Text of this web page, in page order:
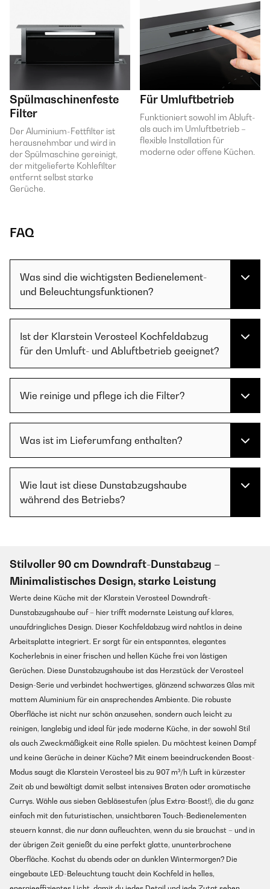
Spülmaschinenfeste
Filter
Der Aluminium-Fettfilter ist
herausnehmbar und wird in
der Spülmaschine gereinigt,
der mitgelieferte Kohlefilter
entfernt selbst starke
Gerüche.
Für Umluftbetrieb
Funktioniert sowohl im Abluft-
als auch im Umluftbetrieb –
flexible Installation für
moderne oder offene Küchen.
FAQ
Was sind die wichtigsten Bedienelement-
und Beleuchtungsfunktionen?
Ist der Klarstein Verosteel Kochfeldabzug
für den Umluft- und Abluftbetrieb geeignet?
Wie reinige und pflege ich die Filter?
Was ist im Lieferumfang enthalten?
Wie laut ist diese Dunstabzugshaube
während des Betriebs?
Stilvoller 90 cm Downdraft-Dunstabzug –
Minimalistisches Design, starke Leistung
Werte deine Küche mit der Klarstein Verosteel Downdraft-
Dunstabzugshaube auf – hier trifft modernste Leistung auf klares,
unaufdringliches Design. Dieser Kochfeldabzug wird nahtlos in deine
Arbeitsplatte integriert. Er sorgt für ein entspanntes, elegantes
Kocherlebnis in einer frischen und hellen Küche frei von lästigen
Gerüchen. Diese Dunstabzugshaube ist das Herzstück der Verosteel
Design-Serie und verbindet hochwertiges, glänzend schwarzes Glas mit
mattem Aluminium für ein ansprechendes Ambiente. Die robuste
Oberfläche ist nicht nur schön anzusehen, sondern auch leicht zu
reinigen, langlebig und ideal für jede moderne Küche, in der sowohl Stil
als auch Zweckmäßigkeit eine Rolle spielen. Du möchtest keinen Dampf
und keine Gerüche in deiner Küche? Mit einem beeindruckenden Boost-
Modus saugt die Klarstein Verosteel bis zu 907 m³/h Luft in kürzester
Zeit ab und bewältigt damit selbst intensives Braten oder aromatische
Currys. Wähle aus sieben Gebläsestufen (plus Extra-Boost!), die du ganz
einfach mit den futuristischen, unsichtbaren Touch-Bedienelementen
steuern kannst, die nur dann aufleuchten, wenn du sie brauchst – und in
der übrigen Zeit genießt du eine perfekt glatte, ununterbrochene
Oberfläche. Kochst du abends oder an dunklen Wintermorgen? Die
eingebaute LED-Beleuchtung taucht dein Kochfeld in helles,